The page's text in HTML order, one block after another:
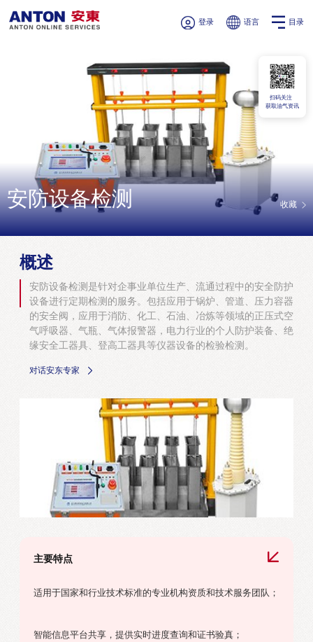
扫码关注
获取油气资讯
登录 语言 目录
安防设备检测 收藏
概述
安防设备检测是针对企事业单位生产、流通过程中的安全防护
设备进行定期检测的服务。包括应用于锅炉、管道、压力容器
的安全阀，应用于消防、化工、石油、冶炼等领域的正压式空
气呼吸器、气瓶、气体报警器，电力行业的个人防护装备、绝
缘安全工器具、登高工器具等仪器设备的检验检测。
对话安东专家
主要特点
适用于国家和行业技术标准的专业机构资质和技术服务团队；
智能信息平台共享，提供实时进度查询和证书验真；